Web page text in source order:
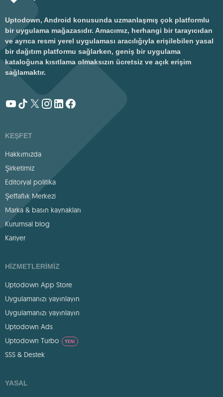
Uptodown, Android konusunda uzmanlaşmış çok platformlu
bir uygulama mağazasıdır. Amacımız, herhangi bir tarayıcıdan
ve ayrıca resmi yerel uygulaması aracılığıyla erişilebilen yasal
bir dağıtım platformu sağlarken, geniş bir uygulama
kataloğuna kısıtlama olmaksızın ücretsiz ve açık erişim
sağlamaktır.
KEŞFET
Hakkımızda
Şirketimiz
Editoryal politika
Şeffaflık Merkezi
Marka & basın kaynakları
Kurumsal blog
Kariyer
HIZMETLERIMIZ
Uptodown App Store
Uygulamanızı yayınlayın
Uygulamanızı yayınlayın
Uptodown Ads
Uptodown Turbo
YENI
SSS & Destek
YASAL